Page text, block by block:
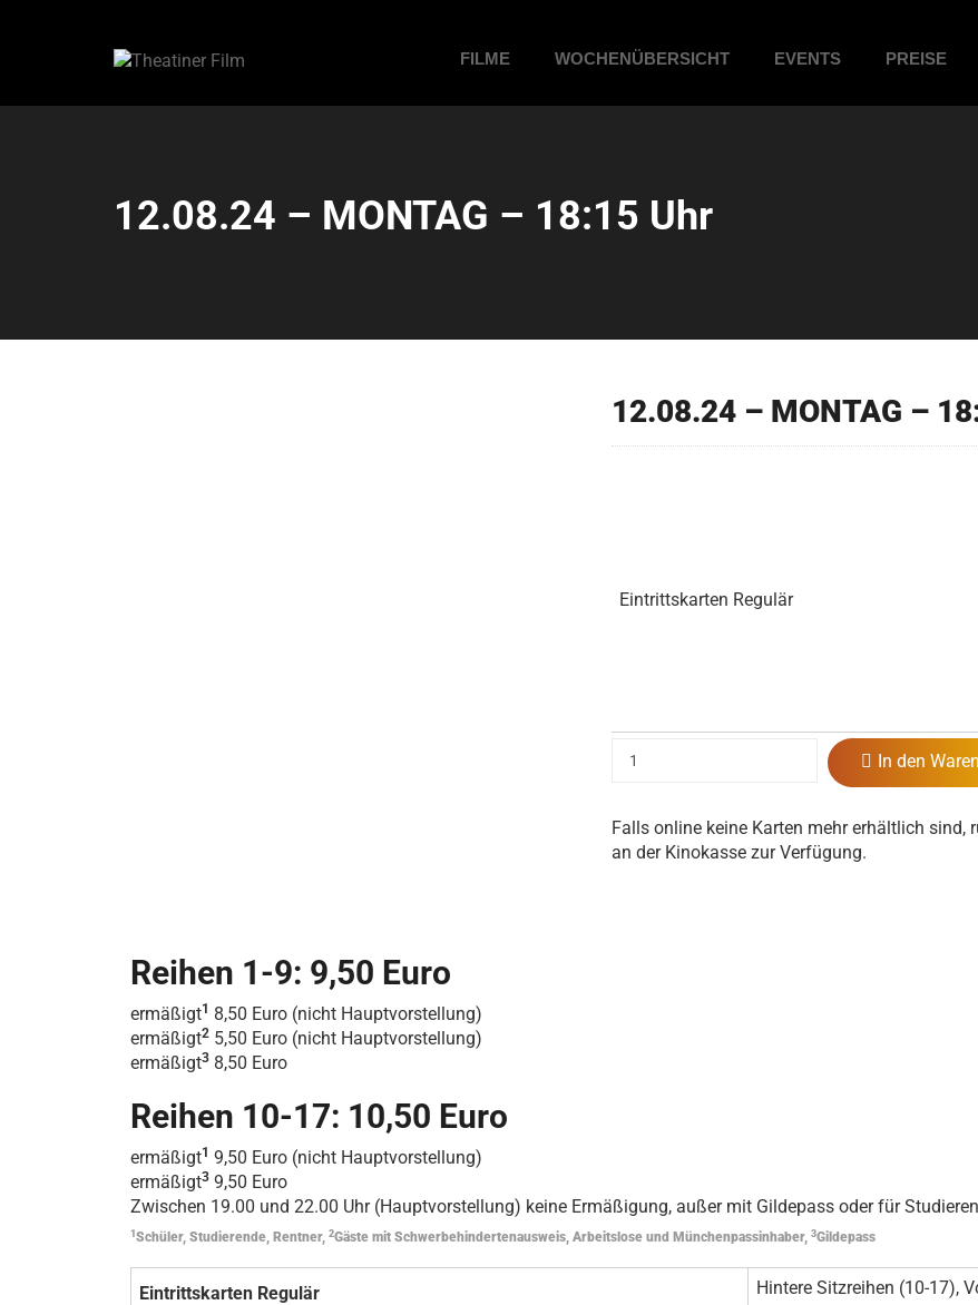
FILME WOCHENÜBERSICHT EVENTS PREISE
12.08.24 – MONTAG – 18:15 Uhr
12.08.24 – MONTAG –
Eintrittskarten Regulär
In den
Falls online keine Karten mehr erhältlich sind,
an der Kinokasse zur Verfügung.
Reihen 1-9: 9,50 Euro
ermäßigt1 8,50 Euro (nicht Hauptvorstellung)
ermäßigt2 5,50 Euro (nicht Hauptvorstellung)
ermäßigt3 8,50 Euro
Reihen 10-17: 10,50 Euro
ermäßigt1 9,50 Euro (nicht Hauptvorstellung)
ermäßigt3 9,50 Euro
Zwischen 19.00 und 22.00 Uhr (Hauptvorstellung) keine Ermäßigung, außer mit Gildepass oder für
1 Schüler, Studierende, Rentner, 2Gäste mit Schwerbehindertenausweis, Arbeitslose und Münchenpassinhaber, 3Gildepass
Eintrittskarten Regulär Hintere Sitzreihen (10-17),